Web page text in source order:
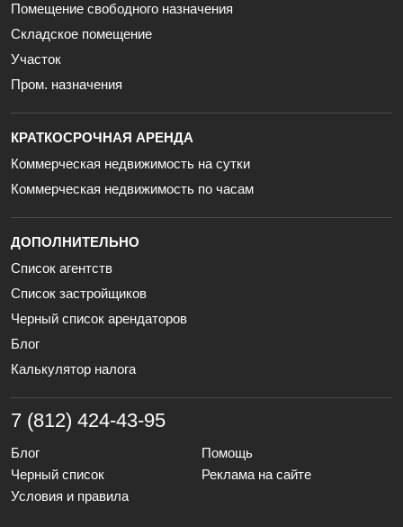
Помещение свободного назначения
Складское помещение
Участок
Пром. назначения
КРАТКОСРОЧНАЯ АРЕНДА
Коммерческая недвижимость на сутки
Коммерческая недвижимость по часам
ДОПОЛНИТЕЛЬНО
Список агентств
Список застройщиков
Черный список арендаторов
Блог
Калькулятор налога
7 (812) 424-43-95
Блог
Помощь
Черный список
Реклама на сайте
Условия и правила